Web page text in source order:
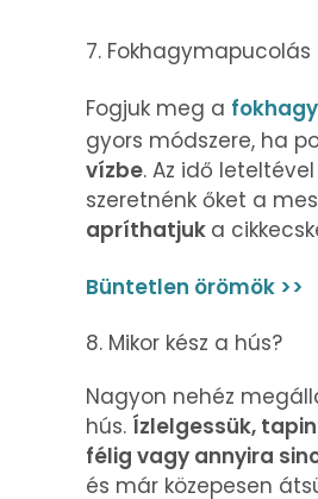
7. Fokhagymapucolás
Fogjuk meg a
gyors módszere, ha
vízbe. Az idő
szeretnénk őket a
apríthatjuk a
Büntetlen örömök >>
8. Mikor kész a hús?
Nagyon nehéz
hús. Ízlelgessük,
félig vagy annyira
és már közepesen